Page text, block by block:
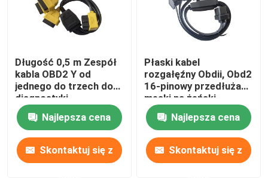
Długość 0,5 m Zespół
kabla OBD2 Y od
jednego do trzech do
diagnostyki
samochodowej
Najlepsza cena
Skontaktuj się z
Płaski kabel
rozgałęźny Obdii, Obd2
16-pinowy przedłużacz
męski na żeński
Najlepsza cena
Skontaktuj się z